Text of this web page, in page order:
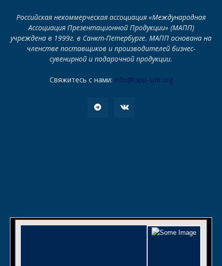
Российская некоммерческая ассоциация «Международная
Ассоциация Презентационной Продукции» (МАПП)
учреждена в 1999г. в Санкт-Петербурге. МАПП основана на
членстве поставщиков и производителей бизнес-
сувенирной и подарочной продукции.
Свяжитесь с нами: info@iapp-spb.org